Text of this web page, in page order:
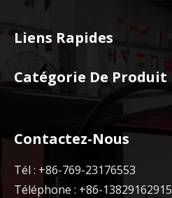
Liens Rapides
Catégorie De Produit
Contactez-Nous
Tél : +86-769-23176553
Téléphone : +86-13829162915